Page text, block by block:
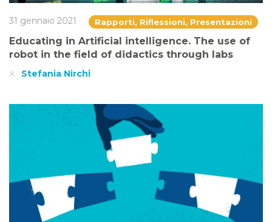
31 gennaio 2021 Rapporti, Riflessioni, Presentazioni
Educating in Artificial intelligence. The use of
robot in the field of didactics through labs
Stefania Nirchi